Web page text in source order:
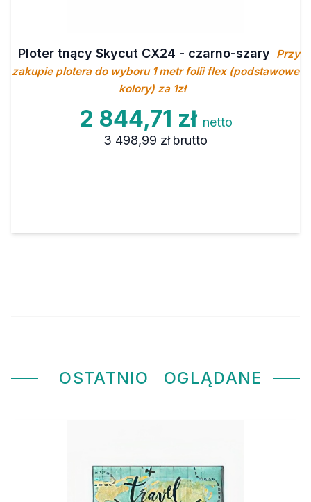
Ploter tnący Skycut CX24 - czarno-szary Przy
zakupie plotera do wyboru 1 metr folii flex (podstawowe
kolory) za 1zł
2 844,71 zł netto
3 498,99 zł brutto
OSTATNIO OGLĄDANE